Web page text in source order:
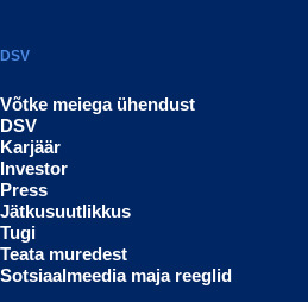
DSV
Võtke meiega ühendust
DSV
Karjäär
Investor
Press
Jätkusuutlikkus
Tugi
Teata muredest
Sotsiaalmeedia maja reeglid